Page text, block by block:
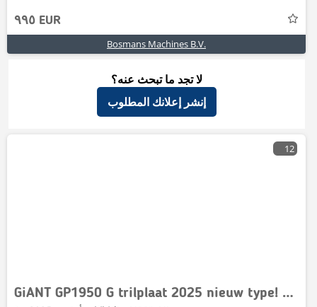
٩٩٥ EUR
Bosmans Machines B.V.
لا تجد ما تبحث عنه؟
إنشر إعلانك المطلوب
12
GiANT GP1950 G trilplaat 2025 nieuw type! ACTIE PRIJS